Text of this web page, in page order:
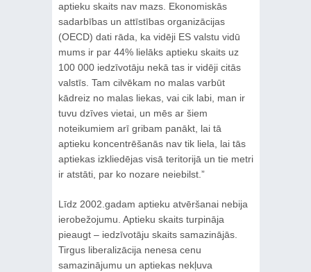
aptieku skaits nav mazs. Ekonomiskās
sadarbības un attīstības organizācijas
(OECD) dati rāda, ka vidēji ES valstu vidū
mums ir par 44% lielāks aptieku skaits uz
100 000 iedzīvotāju nekā tas ir vidēji citās
valstīs. Tam cilvēkam no malas varbūt
kādreiz no malas liekas, vai cik labi, man ir
tuvu dzīves vietai, un mēs ar šiem
noteikumiem arī gribam panākt, lai tā
aptieku koncentrēšanās nav tik liela, lai tās
aptiekas izkliedējas visā teritorijā un tie metri
ir atstāti, par ko nozare neiebilst.”
Līdz 2002.gadam aptieku atvēršanai nebija
ierobežojumu. Aptieku skaits turpināja
pieaugt – iedzīvotāju skaits samazinājās.
Tirgus liberalizācija nenesa cenu
samazinājumu un aptiekas nekļuva